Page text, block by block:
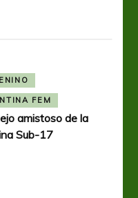
FEM
amistoso de la
Sub-17